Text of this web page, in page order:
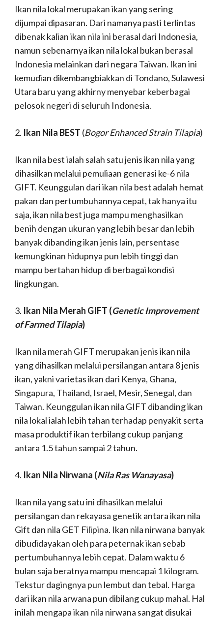
Ikan nila lokal merupakan ikan yang sering
dijumpai dipasaran. Dari namanya pasti terlintas
dibenak kalian ikan nila ini berasal dari Indonesia,
namun sebenarnya ikan nila lokal bukan berasal
Indonesia melainkan dari negara Taiwan. Ikan ini
kemudian dikembangbiakkan di Tondano, Sulawesi
Utara baru yang akhirny menyebar keberbagai
pelosok negeri di seluruh Indonesia.
2. Ikan Nila BEST (Bogor Enhanced Strain Tilapia)
Ikan nila best ialah salah satu jenis ikan nila yang
dihasilkan melalui pemuliaan generasi ke-6 nila
GIFT. Keunggulan dari ikan nila best adalah hemat
pakan dan pertumbuhannya cepat, tak hanya itu
saja, ikan nila best juga mampu menghasilkan
benih dengan ukuran yang lebih besar dan lebih
banyak dibanding ikan jenis lain, persentase
kemungkinan hidupnya pun lebih tinggi dan
mampu bertahan hidup di berbagai kondisi
lingkungan.
3. Ikan Nila Merah GIFT (Genetic Improvement
of Farmed Tilapia)
Ikan nila merah GIFT merupakan jenis ikan nila
yang dihasilkan melalui persilangan antara 8 jenis
ikan, yakni varietas ikan dari Kenya, Ghana,
Singapura, Thailand, Israel, Mesir, Senegal, dan
Taiwan. Keunggulan ikan nila GIFT dibanding ikan
nila lokal ialah lebih tahan terhadap penyakit serta
masa produktif ikan terbilang cukup panjang
antara 1.5 tahun sampai 2 tahun.
4. Ikan Nila Nirwana (Nila Ras Wanayasa)
Ikan nila yang satu ini dihasilkan melalui
persilangan dan rekayasa genetik antara ikan nila
Gift dan nila GET Filipina. Ikan nila nirwana banyak
dibudidayakan oleh para peternak ikan sebab
pertumbuhannya lebih cepat. Dalam waktu 6
bulan saja beratnya mampu mencapai 1 kilogram.
Tekstur dagingnya pun lembut dan tebal. Harga
dari ikan nila arwana pun dibilang cukup mahal. Hal
inilah mengapa ikan nila nirwana sangat disukai